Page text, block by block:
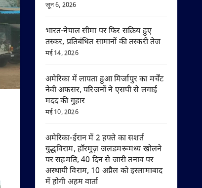
जून 6, 2026
भारत-नेपाल सीमा पर फिर सक्रिय हुए
तस्कर, प्रतिबंधित सामानों की तस्करी तेज
मई 14, 2026
अमेरिका में लापता हुआ मिर्जापुर का मर्चेंट
नेवी अफसर, परिजनों ने एसपी से लगाई
मदद की गुहार
मई 10, 2026
अमेरिका-ईरान में 2 हफ्ते का सशर्त
युद्धविराम, हॉरमुज़ जलडमरूमध्य खोलने
पर सहमति, 40 दिन से जारी तनाव पर
अस्थायी विराम, 10 अप्रैल को इस्लामाबाद
में होगी अहम वार्ता